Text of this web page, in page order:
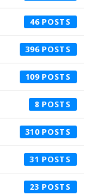
46
396
109
8
310
31
23